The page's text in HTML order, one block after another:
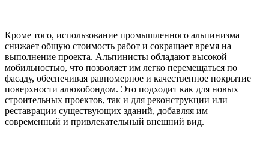
Кроме того, использование промышленного альпинизма
снижает общую стоимость работ и сокращает время на
выполнение проекта. Альпинисты обладают высокой
мобильностью, что позволяет им легко перемещаться по
фасаду, обеспечивая равномерное и качественное покрытие
поверхности алюкобондом. Это подходит как для новых
строительных проектов, так и для реконструкции или
реставрации существующих зданий, добавляя им
современный и привлекательный внешний вид.